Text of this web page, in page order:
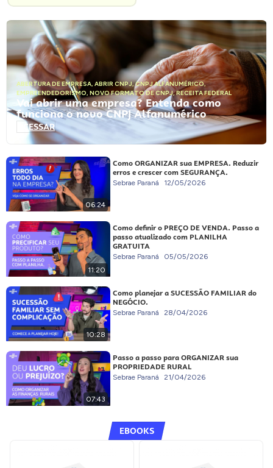
ABERTURA DE EMPRESA, ABRIR CNPJ,CNPJ ALFANUMÉRICO,
EMPREENDEDORISMO, NOVO FORMATO DE CNPJ,RECEITA FEDERAL
Vai abrir uma empresa? Entenda como
funciona o novo CNPJ Alfanumérico
ACESSAR
06:24
Como ORGANIZAR sua EMPRESA. Reduzir
erros e crescer com SEGURANÇA.
Sebrae Paraná 12/05/2026
11:20
Como definir o PREÇO DE VENDA. Passo a
passo atualizado com PLANILHA
GRATUITA
Sebrae Paraná 05/05/2026
10:28
Como planejar a SUCESSÃO FAMILIAR do
NEGÓCIO.
Sebrae Paraná 28/04/2026
07:43
Passo a passo para ORGANIZAR sua
PROPRIEDADE RURAL
Sebrae Paraná 21/04/2026
EBOOKS